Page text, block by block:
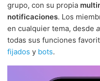
grupo, con su propia
notificaciones. Los
en cualquier tema, desde
todas sus funciones
fijados y bots.